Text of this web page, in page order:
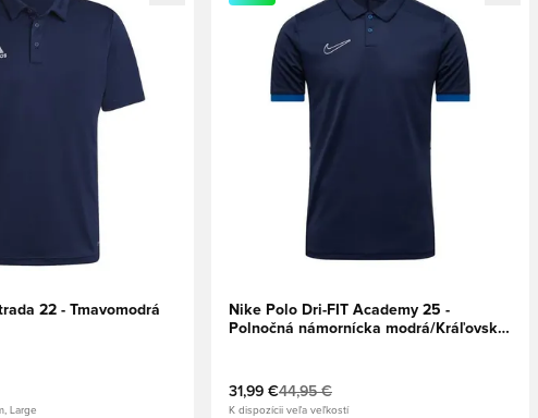
22 - Tmavomodrá
Large
Nike Polo Dri-FIT Academy 25 -
Polnočná námornícka modrá/Kráľovská
31,99 €44,95 €
K dispozícii veľa veľkostí